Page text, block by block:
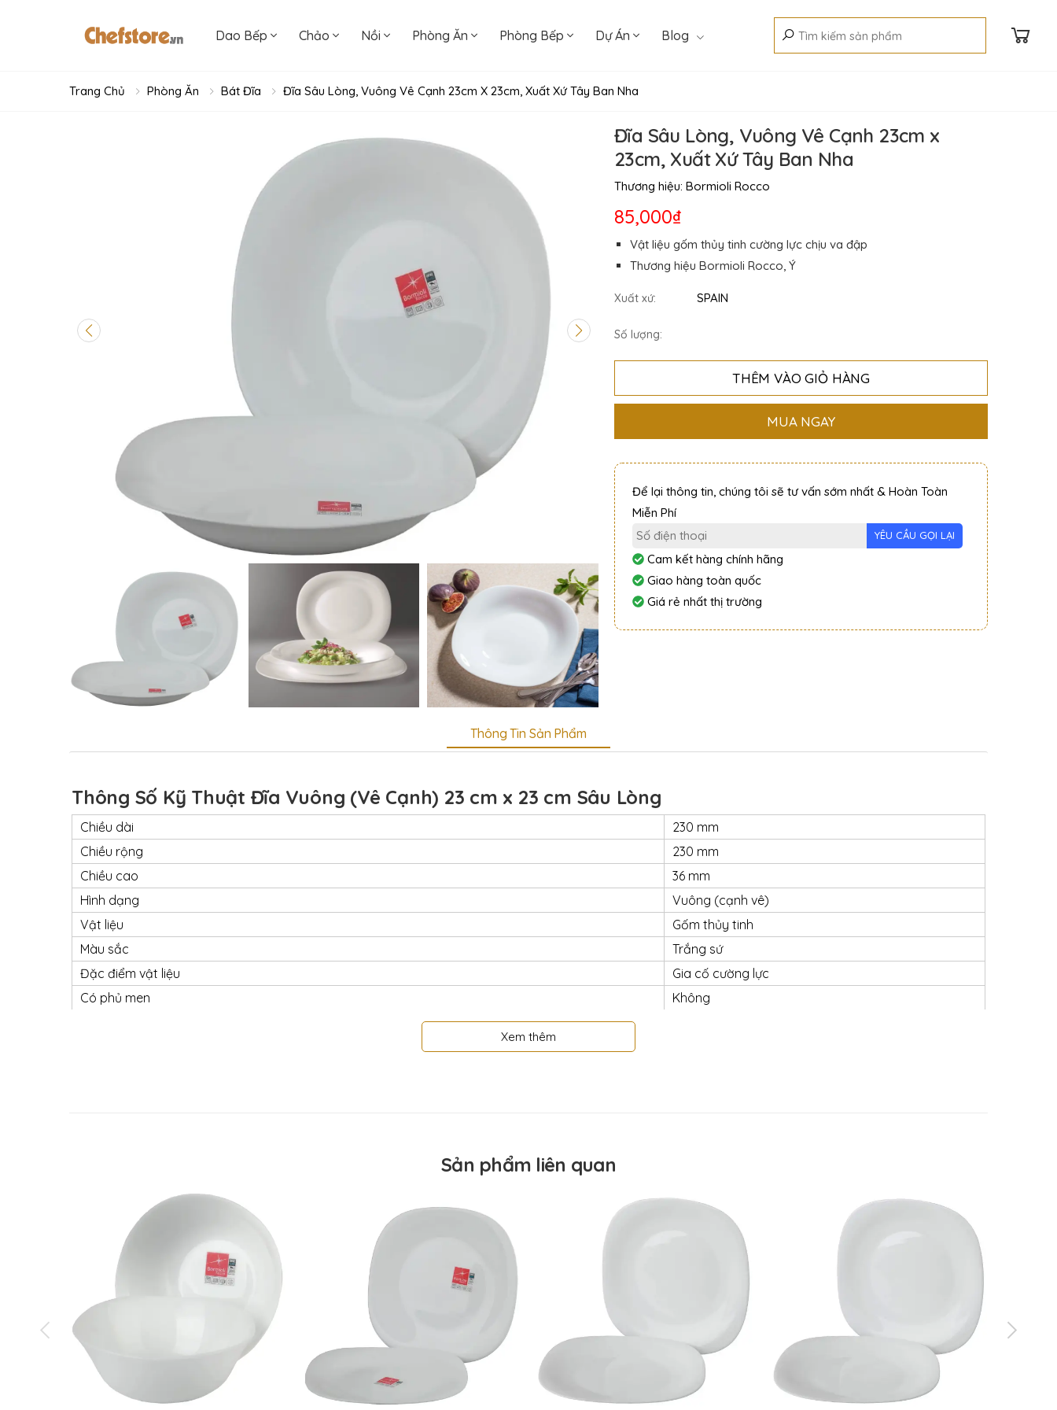
Dao Bếp Chảo Nồi Phòng Ăn Phòng Bếp Dự Án Blog
Trang Chủ Phòng Ăn Bát Đĩa Đĩa Sâu Lòng, Vuông Vê Cạnh 23cm X 23cm, Xuất Xứ Tây Ban Nha
Đĩa Sâu Lòng, Vuông Vê Cạnh 23cm x
23cm, Xuất Xứ Tây Ban Nha
Thương hiệu: Bormioli Rocco
85,000₫
Vật liệu gốm thủy tinh cường lực chịu va đập
Thương hiệu Bormioli Rocco, Ý
Xuất xứ: SPAIN
Số lượng:
THÊM VÀO GIỎ HÀNG
MUA NGAY
Để lại thông tin, chúng tôi sẽ tư vấn sớm nhất & Hoàn Toàn
Miễn Phí
Cam kết hàng chính hãng
Giao hàng toàn quốc
Giá rẻ nhất thị trường
Thông Tin Sản Phẩm
Thông Số Kỹ Thuật Đĩa Vuông (Vê Cạnh) 23 cm x 23 cm Sâu Lòng
Chiều dài
230 mm
Chiều rộng
230 mm
Chiều cao
36 mm
Hình dạng
Vuông (cạnh vê)
Vật liệu
Gốm thủy tinh
Màu sắc
Trắng sứ
Đặc điểm vật liệu
Gia cố cường lực
Có phủ men
Không
Xem thêm
Sản phẩm liên quan